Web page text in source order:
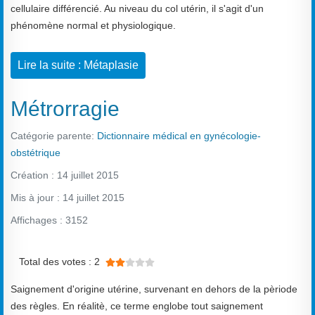
cellulaire différencié. Au niveau du col utérin, il s'agit d'un
phénomène normal et physiologique.
Lire la suite : Métaplasie
Métrorragie
Catégorie parente: Dictionnaire médical en gynécologie-
obstétrique
Création : 14 juillet 2015
Mis à jour : 14 juillet 2015
Affichages : 3152
Total des votes : 2
Saignement d'origine utérine, survenant en dehors de la pèriode
des règles. En réalitè, ce terme englobe tout saignement